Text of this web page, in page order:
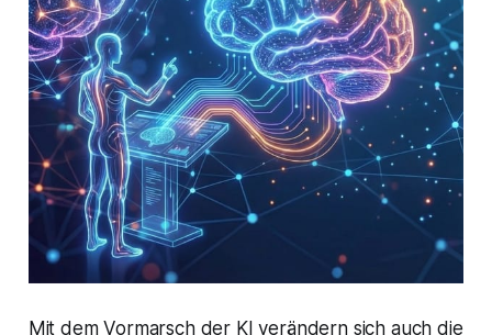
Mit dem Vormarsch der KI verändern sich auch die